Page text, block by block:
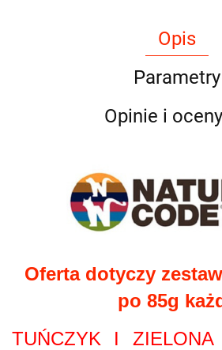
Opis
Parametry
Opinie i
Oferta dotyczy
po 85g
TUŃCZYK I ZIELONA